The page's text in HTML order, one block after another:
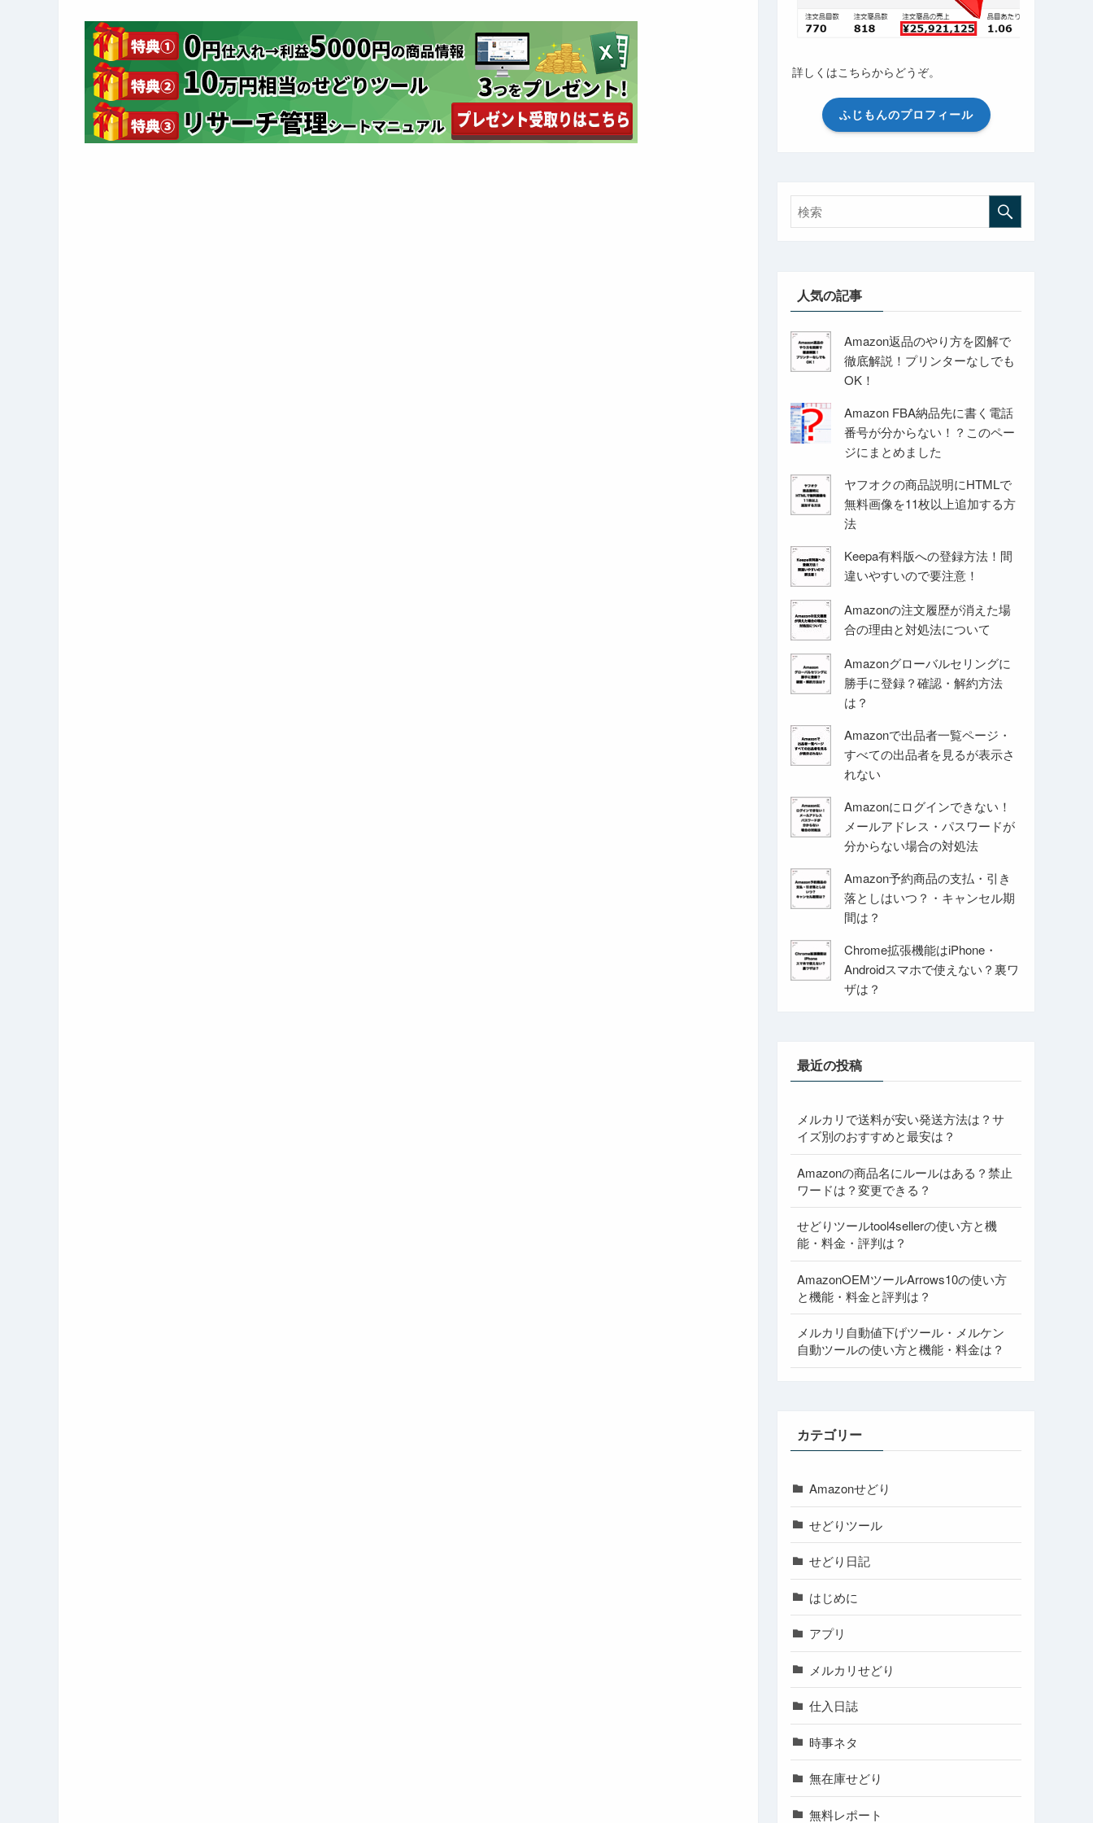
詳しくはこちらからどうぞ。
ふじもんのプロフィール
人気の記事
Amazon返品のやり方を図解で
徹底解説！プリンターなしでも
OK！
Amazon FBA納品先に書く電話
番号が分からない！？このペー
ジにまとめました
ヤフオクの商品説明にHTMLで
無料画像を11枚以上追加する方
法
Keepa有料版への登録方法！間
違いやすいので要注意！
Amazonの注文履歴が消えた場
合の理由と対処法について
Amazonグローバルセリングに
勝手に登録？確認・解約方法
は？
Amazonで出品者一覧ページ・
すべての出品者を見るが表示さ
れない
Amazonにログインできない！
メールアドレス・パスワードが
分からない場合の対処法
Amazon予約商品の支払・引き
落としはいつ？・キャンセル期
間は？
Chrome拡張機能はiPhone・
Androidスマホで使えない？裏ワ
ザは？
最近の投稿
メルカリで送料が安い発送方法は？サ
イズ別のおすすめと最安は？
Amazonの商品名にルールはある？禁止
ワードは？変更できる？
せどりツールtool4sellerの使い方と機
能・料金・評判は？
AmazonOEMツールArrows10の使い方
と機能・料金と評判は？
メルカリ自動値下げツール・メルケン
自動ツールの使い方と機能・料金は？
カテゴリー
Amazonせどり
せどりツール
せどり日記
はじめに
アプリ
メルカリせどり
仕入日誌
時事ネタ
無在庫せどり
無料レポート